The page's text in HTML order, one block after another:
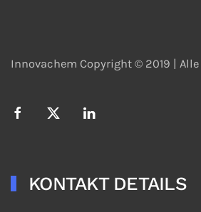
Innovachem Copyright © 2019 |
KONTAKT DETAILS